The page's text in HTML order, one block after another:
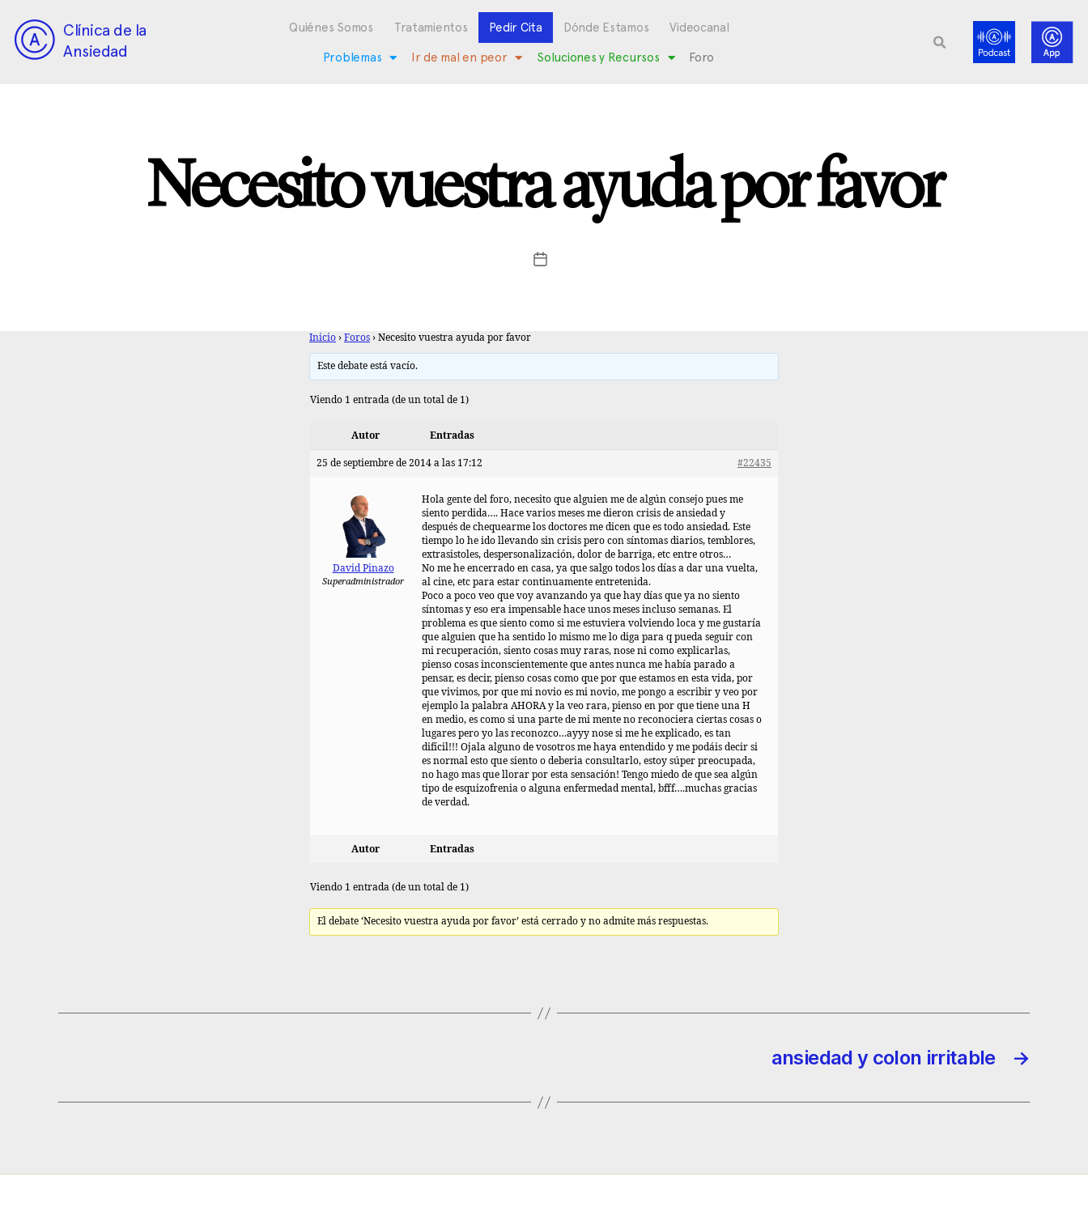
Clínica de la
Ansiedad
Quiénes Somos Tratamientos Pedir Cita Dónde Estamos Videocanal
Problemas Ir de mal en peor Soluciones y Recursos Foro
Necesito vuestra ayuda por favor
Inicio › Foros › Necesito vuestra ayuda por favor
Este debate está vacío.
Viendo 1 entrada (de un total de 1)
Autor Entradas
25 de septiembre de 2014 a las 17:12 #22435
David Pinazo
Superadministrador
Hola gente del foro, necesito que alguien me de algún consejo pues me
siento perdida…. Hace varios meses me dieron crisis de ansiedad y
después de chequearme los doctores me dicen que es todo ansiedad. Este
tiempo lo he ido llevando sin crisis pero con síntomas diarios, temblores,
extrasistoles, despersonalización, dolor de barriga, etc entre otros…
No me he encerrado en casa, ya que salgo todos los días a dar una vuelta,
al cine, etc para estar continuamente entretenida.
Poco a poco veo que voy avanzando ya que hay días que ya no siento
síntomas y eso era impensable hace unos meses incluso semanas. El
problema es que siento como si me estuviera volviendo loca y me gustaría
que alguien que ha sentido lo mismo me lo diga para q pueda seguir con
mi recuperación, siento cosas muy raras, nose ni como explicarlas,
pienso cosas inconscientemente que antes nunca me había parado a
pensar, es decir, pienso cosas como que por que estamos en esta vida, por
que vivimos, por que mi novio es mi novio, me pongo a escribir y veo por
ejemplo la palabra AHORA y la veo rara, pienso en por que tiene una H
en medio, es como si una parte de mi mente no reconociera ciertas cosas o
lugares pero yo las reconozco…ayyy nose si me he explicado, es tan
difícil!!! Ojala alguno de vosotros me haya entendido y me podáis decir si
es normal esto que siento o deberia consultarlo, estoy súper preocupada,
no hago mas que llorar por esta sensación! Tengo miedo de que sea algún
tipo de esquizofrenia o alguna enfermedad mental, bfff….muchas gracias
de verdad.
Autor Entradas
Viendo 1 entrada (de un total de 1)
El debate ‘Necesito vuestra ayuda por favor’ está cerrado y no admite más respuestas.
→
ansiedad y colon irritable